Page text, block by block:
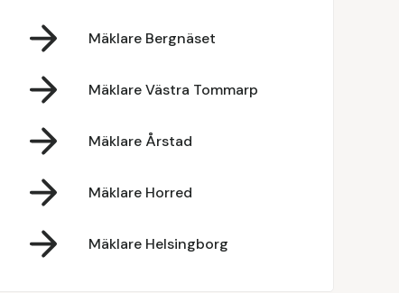
Mäklare Bergnäset
Mäklare Västra Tommarp
Mäklare Årstad
Mäklare Horred
Mäklare Helsingborg